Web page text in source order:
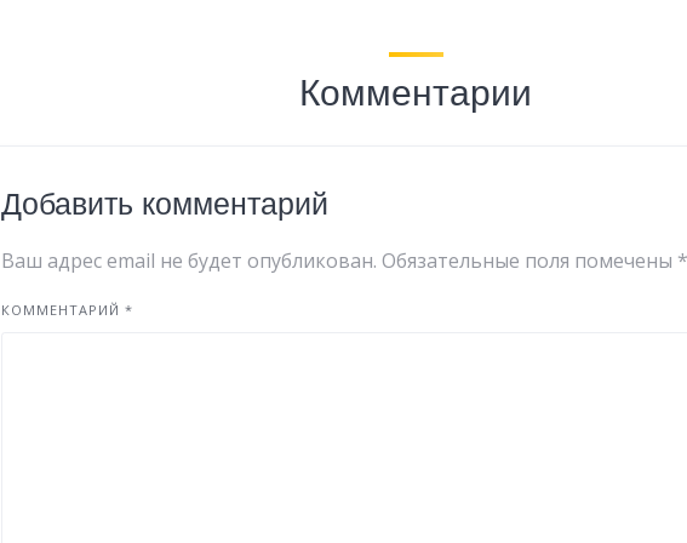
Комментарии
Добавить комментарий
Ваш адрес email не будет опубликован. Обязательные поля помечены
КОММЕНТАРИЙ*